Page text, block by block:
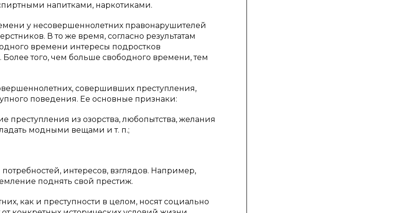
напитками, наркотиками.
у несовершеннолетних правонарушителей
В то же время, согласно результатам
времени интересы подростков
того, чем больше свободного времени, тем
совершивших преступления,
поведения. Ее основные признаки:
из озорства, любопытства, желания
модными вещами и т. п.;
интересов, взглядов. Например,
поднять свой престиж.
как и преступности в целом, носят социально